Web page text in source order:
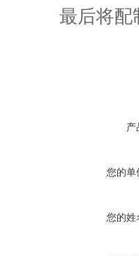
最后将配
产
您的单
您的姓